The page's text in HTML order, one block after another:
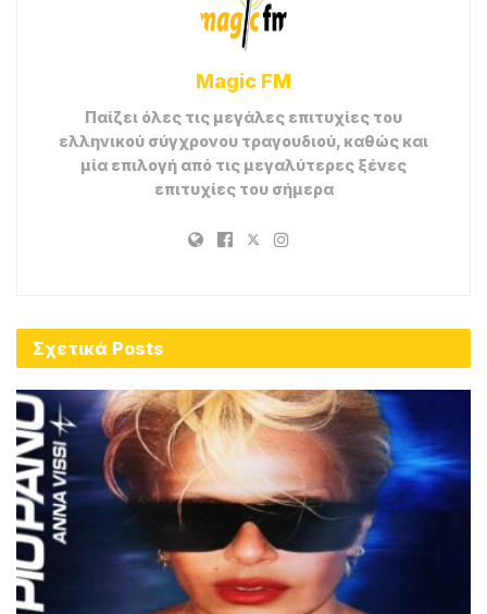
Magic FM
Παίζει όλες τις μεγάλες επιτυχίες του
ελληνικού σύγχρονου τραγουδιού, καθώς και
μία επιλογή από τις μεγαλύτερες ξένες
επιτυχίες του σήμερα
Σχετικά Posts